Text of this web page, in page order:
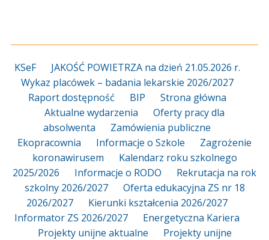
KSeF
JAKOŚĆ POWIETRZA na dzień 21.05.2026 r.
Wykaz placówek – badania lekarskie 2026/2027
Raport dostępność
BIP
Strona główna
Aktualne wydarzenia
Oferty pracy dla
absolwenta
Zamówienia publiczne
Ekopracownia
Informacje o Szkole
Zagrożenie
koronawirusem
Kalendarz roku szkolnego
2025/2026
Informacje o RODO
Rekrutacja na rok
szkolny 2026/2027
Oferta edukacyjna ZS nr 18
2026/2027
Kierunki kształcenia 2026/2027
Informator ZS 2026/2027
Energetyczna Kariera
Projekty unijne aktualne
Projekty unijne